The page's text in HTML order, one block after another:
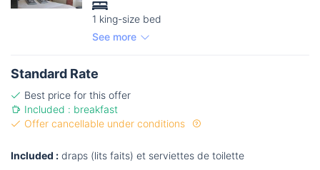
1 king-size bed
See more
Standard Rate
Best price for this offer
Included : breakfast
Offer cancellable under conditions
Included : draps (lits faits) et serviettes de toilette